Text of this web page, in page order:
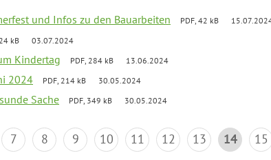
und Infos zu den Bauarbeiten PDF, 42 kB
kB 03.07.2024
Kindertag PDF, 284 kB 13.06.2024
2024 PDF, 214 kB 30.05.2024
Sache PDF, 349 kB 30.05.2024
7 8 9 10 11 12 13 14 15